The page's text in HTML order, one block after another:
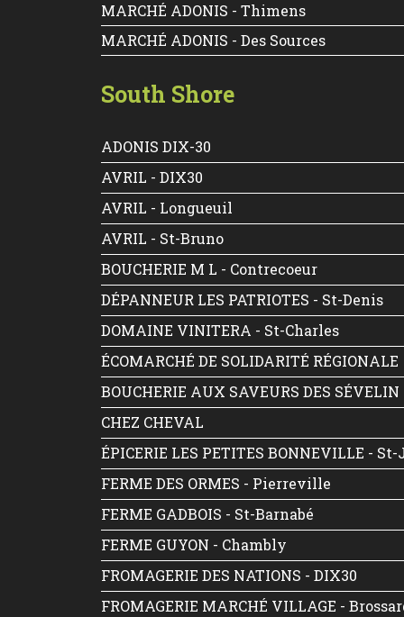
MARCHÉ ADONIS - Thimens
MARCHÉ ADONIS - Des Sources
South Shore
ADONIS DIX-30
AVRIL - DIX30
AVRIL - Longueuil
AVRIL - St-Bruno
BOUCHERIE M L - Contrecoeur
DÉPANNEUR LES PATRIOTES - St-Denis
DOMAINE VINITERA - St-Charles
ÉCOMARCHÉ DE SOLIDARITÉ RÉGIONALE
BOUCHERIE AUX SAVEURS DES
CHEZ CHEVAL
ÉPICERIE LES PETITES BONNEVILLE -
FERME DES ORMES - Pierreville
FERME GADBOIS - St-Barnabé
FERME GUYON - Chambly
FROMAGERIE DES NATIONS - DIX30
FROMAGERIE MARCHÉ VILLAGE -